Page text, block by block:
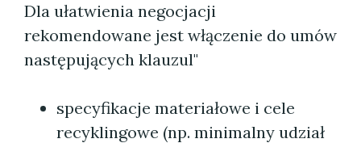
Dla ułatwienia negocjacji
rekomendowane jest włączenie do umów
następujących klauzul"
specyfikacje materiałowe i cele
recyklingowe (np. minimalny udział